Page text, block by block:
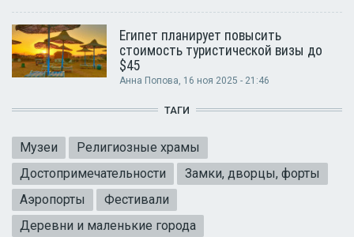
Египет планирует повысить
стоимость туристической визы до
$45
Анна Попова, 16 ноя 2025 - 21:46
ТАГИ
Музеи
Религиозные храмы
Достопримечательности
Замки, дворцы, форты
Аэропорты
Фестивали
Деревни и маленькие города